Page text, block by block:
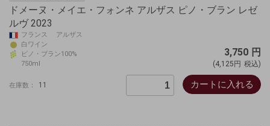
ドメーヌ・メイエ・フォンネ アルザス ピノ・ブラン レゼ
ルヴ 2023
フランス アルザス
白ワイン
ピノ・ブラン100%
750ml
3,750 円
(4,125円 税込)
在庫数： 11 カートに入れる